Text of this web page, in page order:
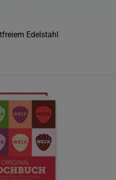
Edelstahl